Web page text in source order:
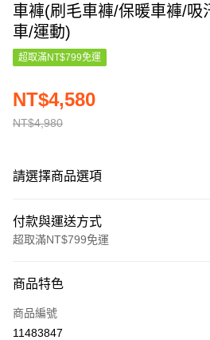
車褲(刷毛車褲/保暖車褲/吸
車/運動)
超取滿NT$799免運
NT$4,980
NT$4,580
請選擇商品選項
付款與運送方式
超取滿NT$799免運
信用卡一次付款
信用卡分期付款
商品特色
商品編號
11483847